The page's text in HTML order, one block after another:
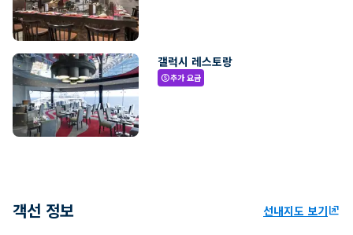
갤럭시 레스토랑
paid추가 요금
객선 정보 선내지도 보기ungroup